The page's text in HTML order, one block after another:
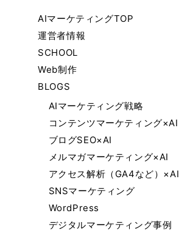
AIマーケティングTOP
運営者情報
SCHOOL
Web制作
BLOGS
AIマーケティング戦略
コンテンツマーケティング×AI
ブログSEO×AI
メルマガマーケティング×AI
アクセス解析（GA4など）×AI
SNSマーケティング
WordPress
デジタルマーケティング事例